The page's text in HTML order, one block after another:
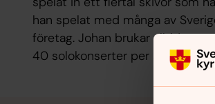
han spelat med många av
företag. Johan brukar alltid
40 solokonserter per år.